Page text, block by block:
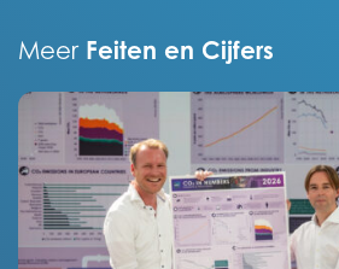
Meer Feiten en Cijfers